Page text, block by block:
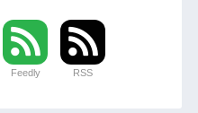
Feedly RSS